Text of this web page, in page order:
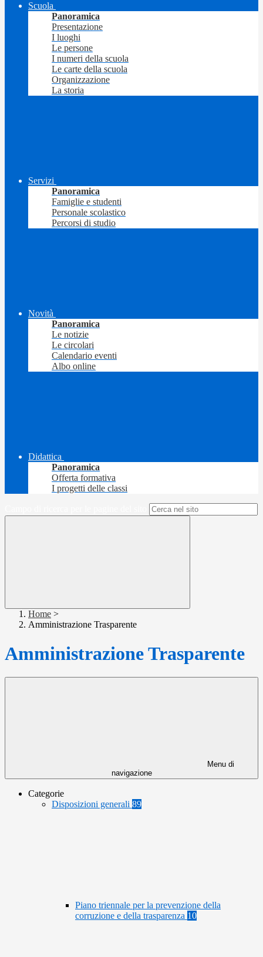
Scuola
Panoramica
Presentazione
I luoghi
Le persone
I numeri della scuola
Le carte della scuola
Organizzazione
La storia
Servizi
Panoramica
Famiglie e studenti
Personale scolastico
Percorsi di studio
Novità
Panoramica
Le notizie
Le circolari
Calendario eventi
Albo online
Didattica
Panoramica
Offerta formativa
I progetti delle classi
Home >
Amministrazione Trasparente
Amministrazione Trasparente
Menu di
navigazione
Categorie
Disposizioni generali 89
Piano triennale per la prevenzione della
corruzione e della trasparenza 10